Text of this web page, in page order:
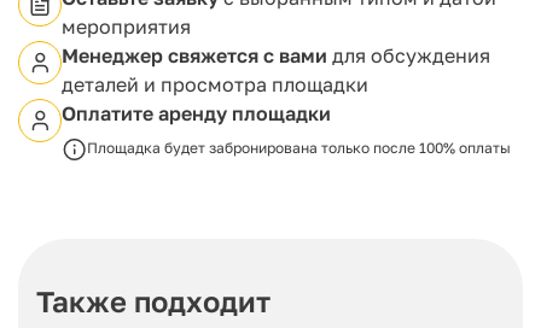
мероприятия
Менеджер свяжется с вами для обсуждения
деталей и просмотра площадки
Оплатите аренду площадки
Площадка будет забронирована только после 100% оплаты
Также подходит